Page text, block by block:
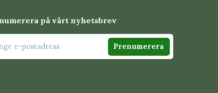
plantor med
på vårt nyhetsbrev
Prenumerera